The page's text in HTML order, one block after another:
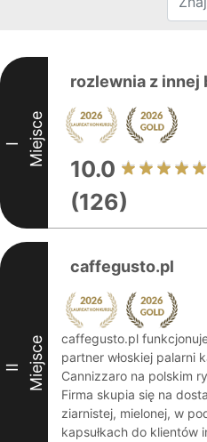
I Miejsce
rozlewnia z innej
10.0
(126)
II Miejsce
caffegusto.pl
caffegusto.pl
partner włoskiej palarni
Cannizzaro na polskim
Firma skupia się na
ziarnistej, mielonej, w
kapsułkach do klientów